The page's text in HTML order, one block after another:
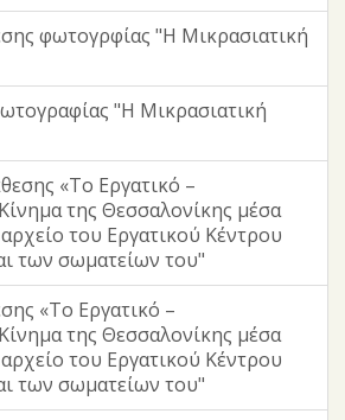
φωτογρφίας "Η Μικρασιατική
"Η Μικρασιατική
«Το Εργατικό –
της Θεσσαλονίκης μέσα
του Εργατικού Κέντρου
των σωματείων του"
«Το Εργατικό –
της Θεσσαλονίκης μέσα
του Εργατικού Κέντρου
των σωματείων του"